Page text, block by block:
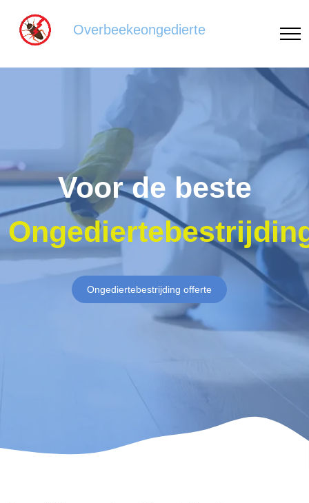
Overbeekeongedierte
Voor de beste
Ongediertebestrijding offerte